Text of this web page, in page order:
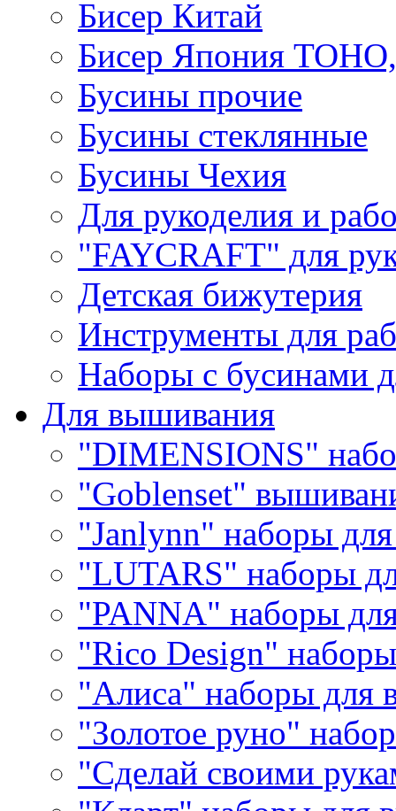
Бисер Китай
Бисер Япония
Бусины прочие
Бусины стеклянные
Бусины Чехия
Для рукоделия и
"FAYCRAFT" для
Детская бижутерия
Инструменты для
Наборы с бусинами
Для вышивания
"DIMENSIONS"
"Goblenset"
"Janlynn" наборы
"LUTARS" наборы
"PANNA" наборы
"Rico Design"
"Алиса" наборы для
"Золотое руно"
"Сделай своими